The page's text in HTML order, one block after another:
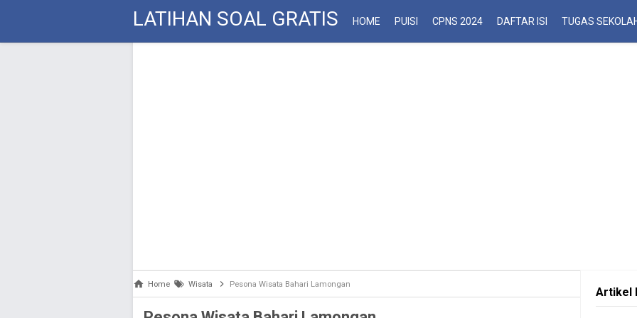
LATIHAN SOAL GRATIS HOME PUISI CPNS 2024 DAFTAR ISI TUGAS
Home Wisata Pesona Wisata Bahari Lamongan
Artikel